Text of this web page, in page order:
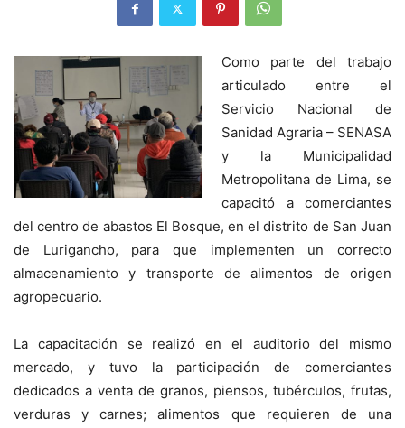
Como parte del trabajo
articulado entre el
Servicio Nacional de
Sanidad Agraria – SENASA
y la Municipalidad
Metropolitana de Lima, se
capacitó a comerciantes
del centro de abastos El Bosque, en el distrito de San Juan
de Lurigancho, para que implementen un correcto
almacenamiento y transporte de alimentos de origen
agropecuario.
La capacitación se realizó en el auditorio del mismo
mercado, y tuvo la participación de comerciantes
dedicados a venta de granos, piensos, tubérculos, frutas,
verduras y carnes; alimentos que requieren de una